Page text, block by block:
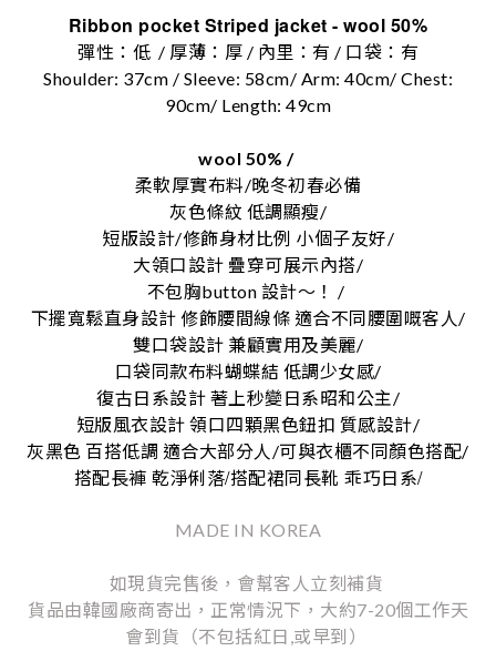
Ribbon pocket Striped jacket - wool 50%
彈性：低 / 厚薄：厚 / 內里：有 / 口袋：有
Shoulder: 37cm / Sleeve: 58cm/ Arm: 40cm/ Chest:
90cm/ Length: 49cm
wool 50% /
柔軟厚實布料/晚冬初春必備
灰色條紋 低調顯瘦/
短版設計/修飾身材比例 小個子友好/
大領口設計 疊穿可展示內搭/
不包胸button 設計～！ /
下擺寬鬆直身設計 修飾腰間線條 適合不同腰圍嘅客人/
雙口袋設計 兼顧實用及美麗/
口袋同款布料蝴蝶結 低調少女感/
復古日系設計 著上秒變日系昭和公主/
短版風衣設計 領口四顆黑色鈕扣 質感設計/
灰黑色 百搭低調 適合大部分人/可與衣櫃不同顏色搭配/
搭配長褲 乾淨俐落/搭配裙同長靴 乖巧日系/
MADE IN KOREA
如現貨完售後，會幫客人立刻補貨
貨品由韓國廠商寄出，正常情況下，大約7-20個工作天
會到貨（不包括紅日,或早到）